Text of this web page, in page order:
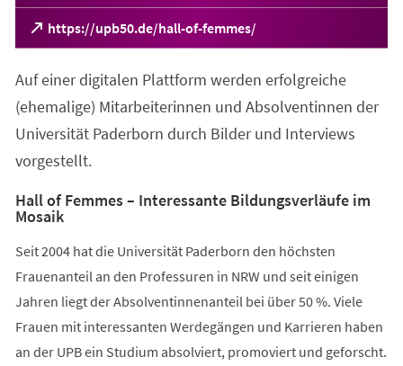
https://upb50.de/hall-of-femmes/
(Öffnet
in
neuen
Tab)
Auf einer digitalen Plattform werden erfolgreiche
(ehemalige) Mitarbeiterinnen und Absolventinnen der
Universität Paderborn durch Bilder und Interviews
vorgestellt.
Hall of Femmes – Interessante Bildungsverläufe im
Mosaik
Seit 2004 hat die Universität Paderborn den höchsten
Frauenanteil an den Professuren in NRW und seit einigen
Jahren liegt der Absolventinnenanteil bei über 50 %. Viele
Frauen mit interessanten Werdegängen und Karrieren haben
an der UPB ein Studium absolviert, promoviert und geforscht.